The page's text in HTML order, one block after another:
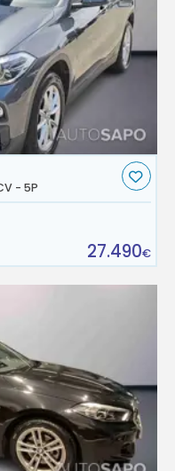
- 5P
27.490€